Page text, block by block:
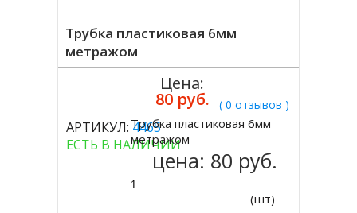
Трубка пластиковая 6мм
метражом
( 0 отзывов )
АРТИКУЛ: 4465
ЕСТЬ В НАЛИЧИИ
Цена:
80 руб.
Купить
Трубка пластиковая 6мм
метражом
цена: 80 руб.
(шт)